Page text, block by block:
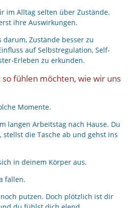
im Alltag selten über Zustände.
ihre Auswirkungen.
darum, Zustände besser zu
auf Selbstregulation, Self-
Erleben zu erkunden.
fühlen möchten, wie wir uns
Momente.
langen Arbeitstag nach Hause. Du
stellst die Tasche ab und gehst ins
in deinem Körper aus.
fallen.
putzen. Doch plötzlich ist dir